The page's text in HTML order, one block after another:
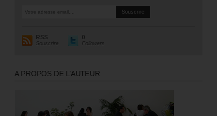
RSS
Souscrire
0
Followers
A PROPOS DE L’AUTEUR